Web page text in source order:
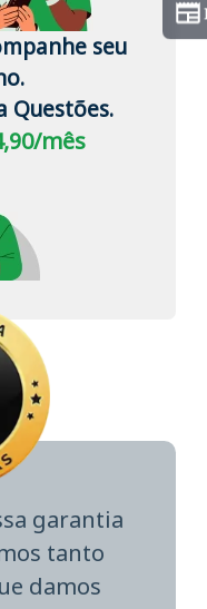
seu
Questões.
mês
garantia
tanto
damos